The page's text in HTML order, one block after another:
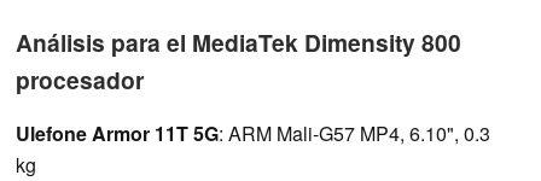
Análisis para el MediaTek Dimensity 800
procesador
Ulefone Armor 11T 5G: ARM Mali-G57 MP4, 6.10", 0.3
kg